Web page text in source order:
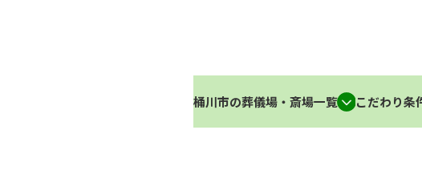
桶川市の葬儀場・斎場一覧 こだわり条